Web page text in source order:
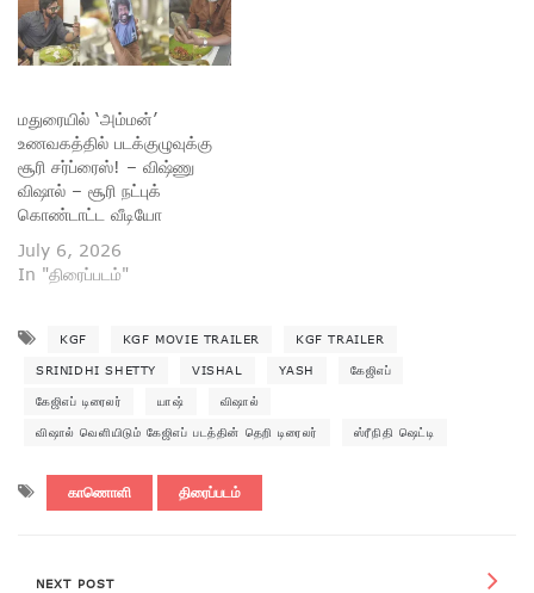
மதுரையில் ‘அம்மன்’
உணவகத்தில் படக்குழுவுக்கு
சூரி சர்ப்ரைஸ்! – விஷ்ணு
விஷால் – சூரி நட்புக்
கொண்டாட்ட வீடியோ
July 6, 2026
In "திரைப்படம்"
KGF KGF MOVIE TRAILER KGF TRAILER
SRINIDHI SHETTY VISHAL YASH கேஜிஎப்
கேஜிஎப் டிரைலர் யாஷ் விஷால்
விஷால் வெளியிடும் கேஜிஎப் படத்தின் தெறி டிரைலர் ஸ்ரீநிதி ஷெட்டி
காணொளி திரைப்படம்
NEXT POST